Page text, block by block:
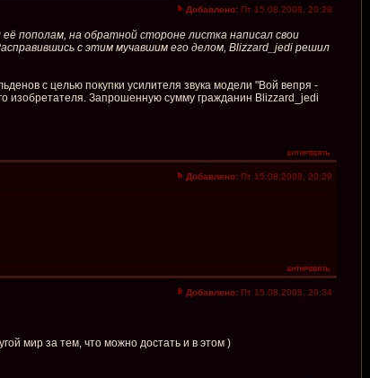
Добавлено: Пт 15.08.2008, 20:28
её пополам, на обратной стороне листка написал свои
с этим мучавшим его делом, Blizzard_jedi решил
с целью покупки усилителя звука модели "Вой вепря -
изобретателя. Запрошенную сумму гражданин Blizzard_jedi
Добавлено: Пт 15.08.2008, 20:29
Добавлено: Пт 15.08.2008, 20:34
мир за тем, что можно достать и в этом )